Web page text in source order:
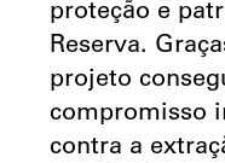
proteção e
Reserva.
projeto
compromisso
contra a